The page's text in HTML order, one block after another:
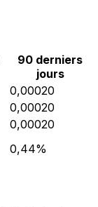
90 derniers
jours
0,00020
0,00020
0,00020
0,44%